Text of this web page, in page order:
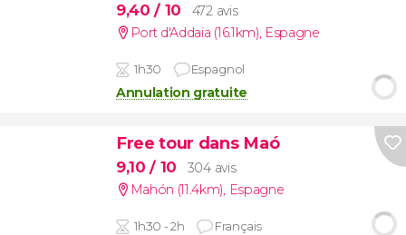
9,40/ 10
472 avis
Port d'Addaia (16.1km), Espagne
1h30 Espagnol
Annulation gratuite
Free tour dans Maó
9,10/ 10
304 avis
Mahón (11.4km), Espagne
1h30 - 2h Français